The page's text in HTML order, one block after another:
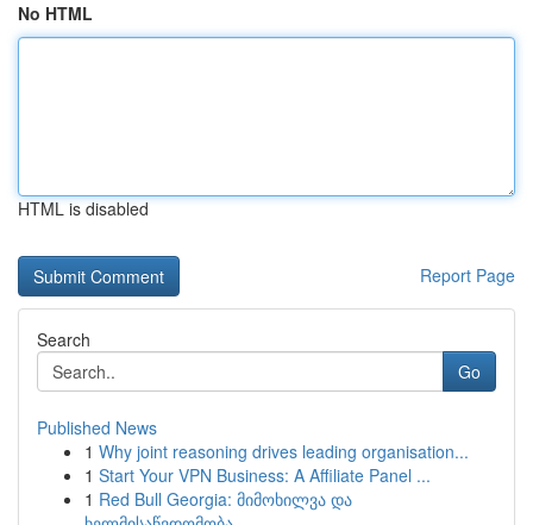
No HTML
HTML is disabled
Report Page
Search
Go
Published News
1 Why joint reasoning drives leading organisation...
1 Start Your VPN Business: A Affiliate Panel ...
1 Red Bull Georgia: მიმოხილვა და